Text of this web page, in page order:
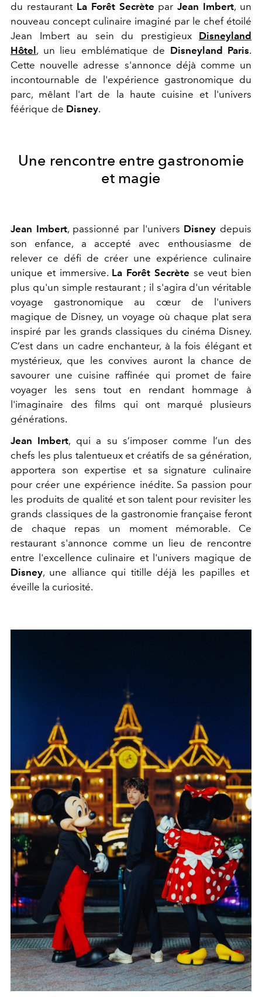
du restaurant La Forêt Secrète par Jean Imbert, un
nouveau concept culinaire imaginé par le chef étoilé
Jean Imbert au sein du prestigieux Disneyland
Hôtel , un lieu emblématique de Disneyland Paris.
Cette nouvelle adresse s'annonce déjà comme un
incontournable de l'expérience gastronomique du
parc, mêlant l'art de la haute cuisine et l'univers
féérique de Disney.
Une rencontre entre gastronomie
et magie
Jean Imbert, passionné par l'univers Disney depuis
son enfance, a accepté avec enthousiasme de
relever ce défi de créer une expérience culinaire
unique et immersive. La Forêt Secrète se veut bien
plus qu'un simple restaurant ; il s'agira d'un véritable
voyage gastronomique au cœur de l'univers
magique de Disney, un voyage où chaque plat sera
inspiré par les grands classiques du cinéma Disney.
C’est dans un cadre enchanteur, à la fois élégant et
mystérieux, que les convives auront la chance de
savourer une cuisine raffinée qui promet de faire
voyager les sens tout en rendant hommage à
l'imaginaire des films qui ont marqué plusieurs
générations.
Jean Imbert, qui a su s’imposer comme l’un des
chefs les plus talentueux et créatifs de sa génération,
apportera son expertise et sa signature culinaire
pour créer une expérience inédite. Sa passion pour
les produits de qualité et son talent pour revisiter les
grands classiques de la gastronomie française feront
de chaque repas un moment mémorable. Ce
restaurant s'annonce comme un lieu de rencontre
entre l'excellence culinaire et l'univers magique de
Disney, une alliance qui titille déjà les papilles et
éveille la curiosité.